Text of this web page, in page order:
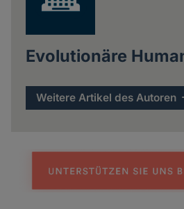
Evolutionäre
Weitere Artikel des Autoren